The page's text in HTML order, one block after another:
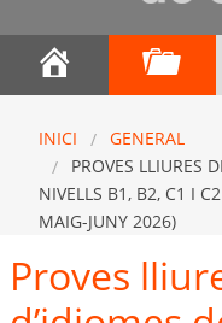
INICI
GENERAL
PROVES LLIURES
NIVELLS B1, B2, C1 I
MAIG-JUNY 2026)
Proves